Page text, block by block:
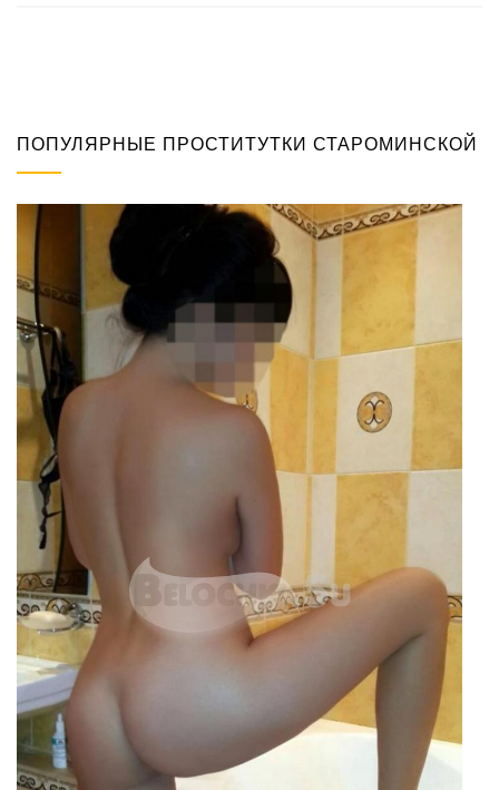
ПОПУЛЯРНЫЕ ПРОСТИТУТКИ СТАРОМИНСКОЙ